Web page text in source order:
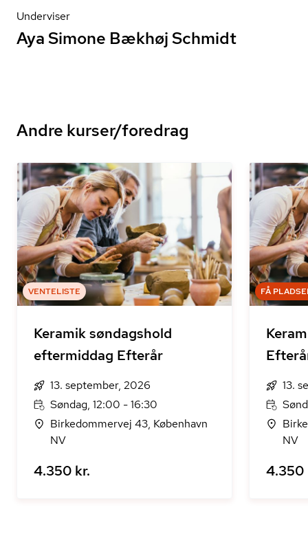
Underviser
Aya Simone Bækhøj Schmidt
Andre kurser/foredrag
VENTELISTE
Keramik søndagshold
eftermiddag Efterår
13. september, 2026
Søndag, 12:00 - 16:30
Birkedommervej 43, København
NV
4.350 kr.
FÅ
13.
NV
4.350